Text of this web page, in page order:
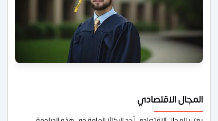
المجال الاقتصادي